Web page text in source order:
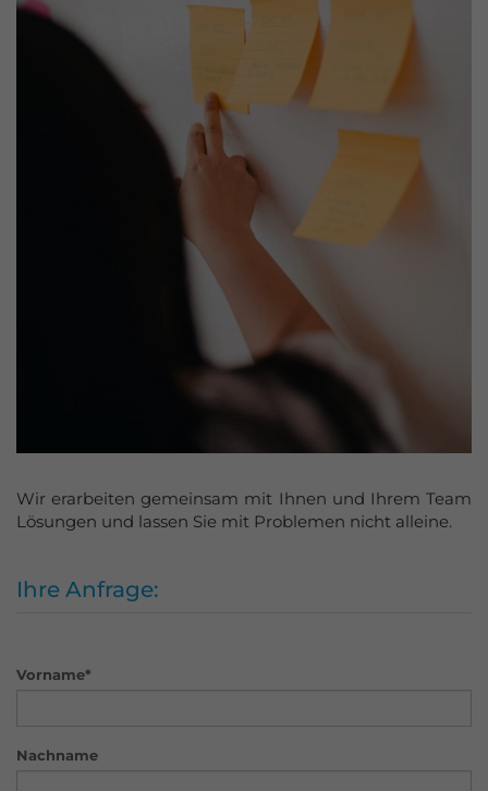
Wir erarbeiten gemeinsam mit Ihnen und Ihrem Team
Lösungen und lassen Sie mit Problemen nicht alleine.
Ihre Anfrage:
Vorname*
Nachname